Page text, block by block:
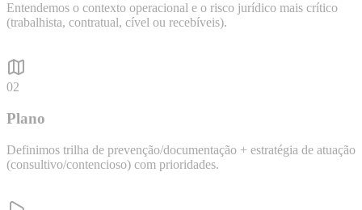
Entendemos o contexto operacional e o risco jurídico mais crítico
(trabalhista, contratual, cível ou recebíveis).
02
Plano
Definimos trilha de prevenção/documentação + estratégia de atuação
(consultivo/contencioso) com prioridades.